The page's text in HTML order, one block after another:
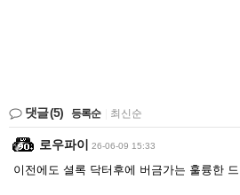
댓글(5) 등록순 최신순
로우파이 26-06-09 15:33
이전에도 셜록 닥터후에 버금가는 훌륭한